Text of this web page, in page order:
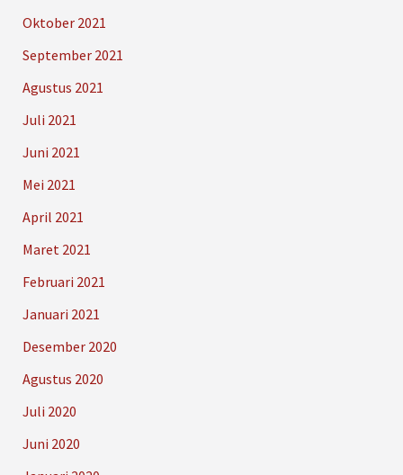
Oktober 2021
September 2021
Agustus 2021
Juli 2021
Juni 2021
Mei 2021
April 2021
Maret 2021
Februari 2021
Januari 2021
Desember 2020
Agustus 2020
Juli 2020
Juni 2020